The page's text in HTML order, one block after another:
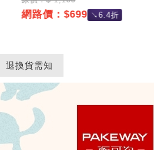
網路價：$699 ↘6.4折
退換貨需知